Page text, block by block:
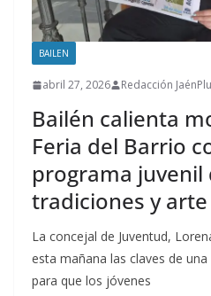
BAILEN
abril 27, 2026 Redacción
Bailén calienta
Feria del Barrio
programa juvenil
tradiciones y
La concejal de Juventud,
esta mañana las claves de
para que los jóvenes